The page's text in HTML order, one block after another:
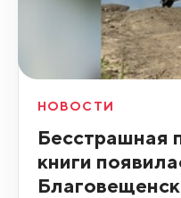
НОВОСТИ
Бесстрашная
книги